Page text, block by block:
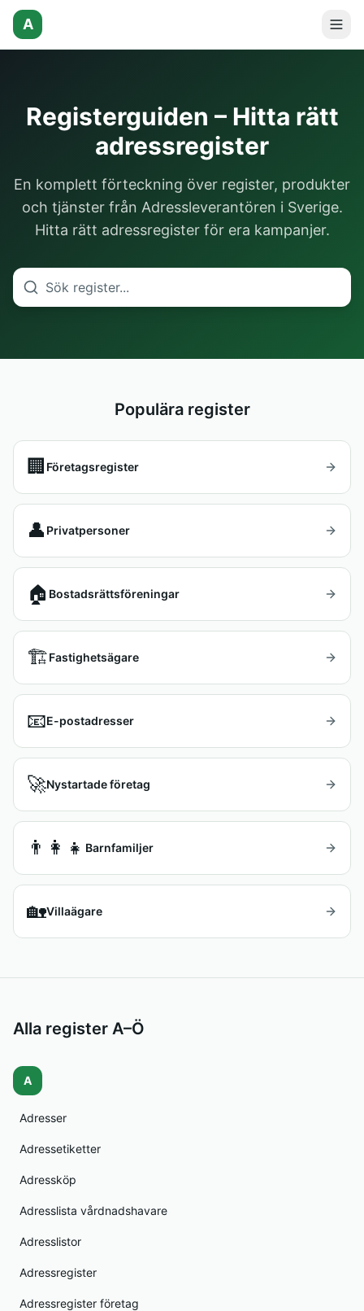
A
Registerguiden – Hitta rätt
adressregister
En komplett förteckning över register, produkter
och tjänster från Adressleverantören i Sverige.
Hitta rätt adressregister för era kampanjer.
Populära register
🏢 Företagsregister
👤 Privatpersoner
🏠 Bostadsrättsföreningar
🏗️Fastighetsägare
📧E-postadresser
🚀Nystartade företag
👨‍👩‍👧 Barnfamiljer
🏡Villaägare
Alla register A–Ö
A
Adresser
Adressetiketter
Adressköp
Adresslista vårdnadshavare
Adresslistor
Adressregister
Adressregister företag